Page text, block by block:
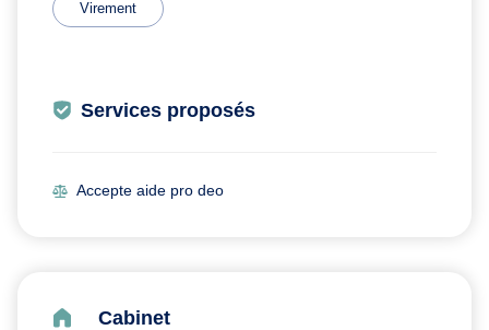
Virement
Services proposés
Accepte aide pro deo
Cabinet